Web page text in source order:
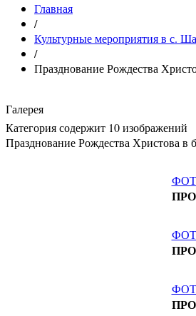
Главная
/
Культурные мероприятия в с.
/
Празднование Рождества
Галерея
Категория содержит 10 изображений
Празднование Рождества Христова в